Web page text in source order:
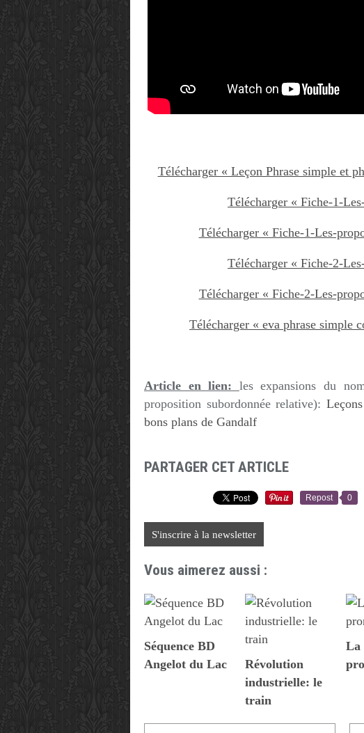
Télécharger « Leçon Phrase simple et
Télécharger « Fiche-1-
Télécharger « Fiche-1-Les-
Télécharger « Fiche-2-
Télécharger « Fiche-2-Les-
Télécharger « eva phrase simple
Article en lien: les expansions du
proposition subordonnée relative):
bons plans de Gandalf
PARTAGER CET ARTICLE
Repost 0
S'inscrire à la newsletter
Vous aimerez aussi :
Séquence BD
Angelot du Lac
Révolution
industrielle: le
train
La